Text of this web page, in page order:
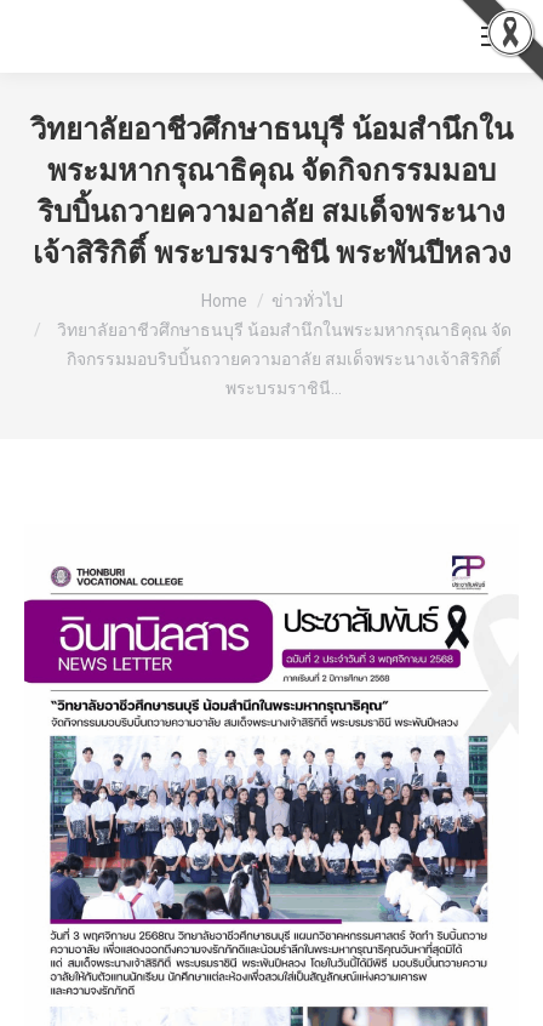
วิทยาลัยอาชีวศึกษาธนบุรี น้อมสำนึกใน
พระมหากรุณาธิคุณ จัดกิจกรรมมอบ
ริบบิ้นถวายความอาลัย สมเด็จพระนาง
เจ้าสิริกิติ์ พระบรมราชินี พระพันปีหลวง
Home
ข่าวทั่วไป
วิทยาลัยอาชีวศึกษาธนบุรี น้อมสำนึกในพระมหากรุณาธิคุณ จัด
กิจกรรมมอบริบบิ้นถวายความอาลัย สมเด็จพระนางเจ้าสิริกิติ์
พระบรมราชินี…